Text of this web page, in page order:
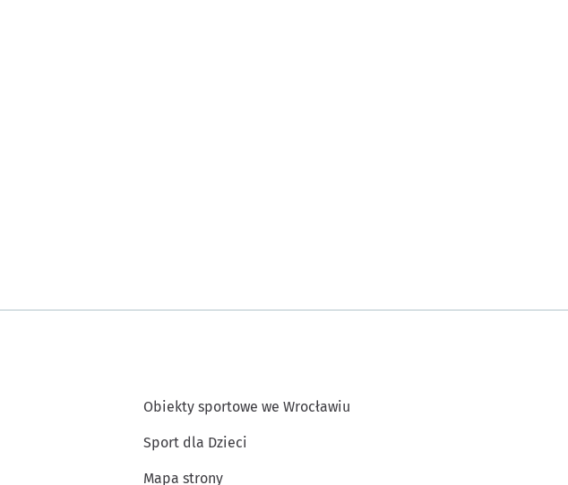
Obiekty sportowe we Wrocławiu
Sport dla Dzieci
Mapa strony